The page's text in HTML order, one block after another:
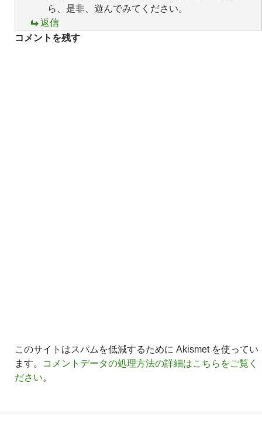
ら、是非、遊んでみてください。
返信
コメントを残す
このサイトはスパムを低減するために Akismet を使ってい
ます。
コメントデータの処理方法の詳細はこちらをご覧く
ださい。